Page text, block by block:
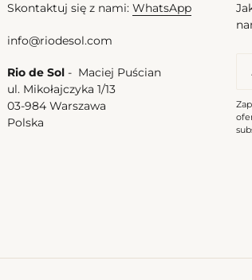
Skontaktuj się z nami: WhatsApp
info@riodesol.com
Rio de Sol- Maciej Puścian
ul. Mikołajczyka 1/13
03-984 Warszawa
Polska